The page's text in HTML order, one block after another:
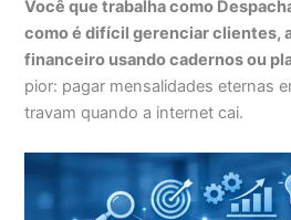
Você que trabalha como
como é difícil gerenciar clientes,
financeiro usando cadernos ou
pior: pagar mensalidades eternas
travam quando a internet cai.